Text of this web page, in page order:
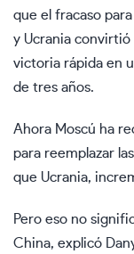
que el fracaso
y Ucrania convirtió
victoria rápida en
de tres años.
Ahora Moscú ha
para reemplazar
que Ucrania,
Pero eso no
China, explicó